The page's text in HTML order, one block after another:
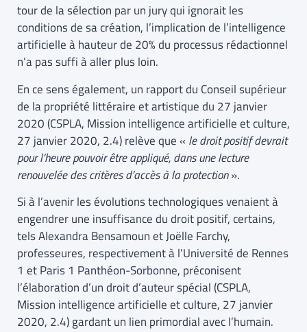
tour de la sélection par un jury qui ignorait les
conditions de sa création, l’implication de l’intelligence
artificielle à hauteur de 20% du processus rédactionnel
n’a pas suffi à aller plus loin.
En ce sens également, un rapport du Conseil supérieur
de la propriété littéraire et artistique du 27 janvier
2020 (CSPLA, Mission intelligence artificielle et culture,
27 janvier 2020, 2.4) relève que « le droit positif devrait
pour l’heure pouvoir être appliqué, dans une lecture
renouvelée des critères d’accès à la protection».
Si à l’avenir les évolutions technologiques venaient à
engendrer une insuffisance du droit positif, certains,
tels Alexandra Bensamoun et Joëlle Farchy,
professeures, respectivement à l’Université de Rennes
1 et Paris 1 Panthéon-Sorbonne, préconisent
l’élaboration d’un droit d’auteur spécial (CSPLA,
Mission intelligence artificielle et culture, 27 janvier
2020, 2.4) gardant un lien primordial avec l’humain.